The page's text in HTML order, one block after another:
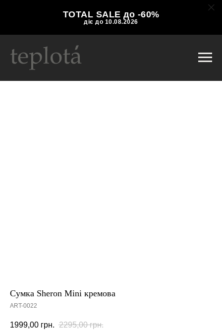
TOTAL SALE до -60%
діє до 10.08.2026
Сумка Sheron Mini кремова
ART-0022
1999,00 грн. 2295,00 грн.